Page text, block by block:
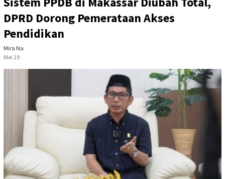
DPRD Dorong Pemerataan Akses
Pendidikan
Mira Na
Mei 19